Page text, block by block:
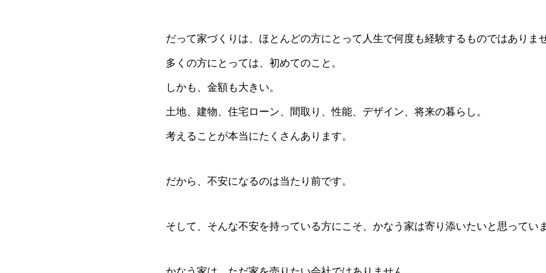
だって家づくりは、ほとんどの方にとって人生で何度も経験するものではありませ
多くの方にとっては、初めてのこと。
しかも、金額も大きい。
土地、建物、住宅ローン、間取り、性能、デザイン、将来の暮らし。
考えることが本当にたくさんあります。
だから、不安になるのは当たり前です。
そして、そんな不安を持っている方にこそ、かなう家は寄り添いたいと思っていま